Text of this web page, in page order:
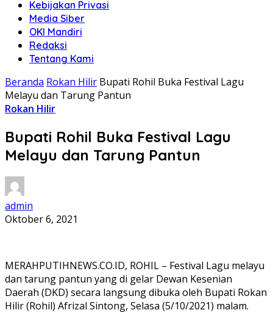
Kebijakan Privasi
Media Siber
OKI Mandiri
Redaksi
Tentang Kami
Beranda Rokan Hilir Bupati Rohil Buka Festival Lagu
Melayu dan Tarung Pantun
Rokan Hilir
Bupati Rohil Buka Festival Lagu
Melayu dan Tarung Pantun
admin
Oktober 6, 2021
MERAHPUTIHNEWS.CO.ID, ROHIL – Festival Lagu melayu
dan tarung pantun yang di gelar Dewan Kesenian
Daerah (DKD) secara langsung dibuka oleh Bupati Rokan
Hilir (Rohil) Afrizal Sintong, Selasa (5/10/2021) malam.